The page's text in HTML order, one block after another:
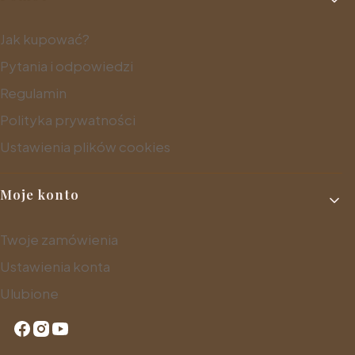
Jak kupować?
Pytania i odpowiedzi
Regulamin
Polityka prywatności
Ustawienia plików cookies
Moje konto
Twoje zamówienia
Ustawienia konta
Ulubione